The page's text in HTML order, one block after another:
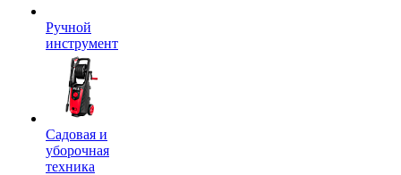
Ручной
инструмент
Садовая и
уборочная
техника